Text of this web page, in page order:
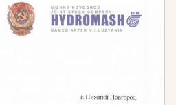
– комплекс мероприятий
и правил работы с
а также другими